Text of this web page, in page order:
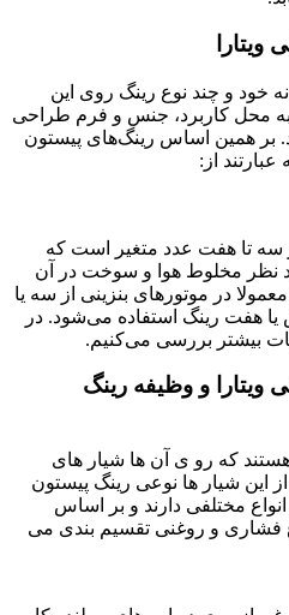
خود و چند نوع رینگ روی این
به محل کاربرد، جنس و فرم طراحی
بر همین اساس رینگ‌های پیستون
از:
سه تا هفت عدد متغیر است که
نظر مخلوط هوا و سوخت در آن
در موتورهای بنزینی از سه یا
هفت رینگ استفاده می‌شود. در
بیشتر بررسی می‌کنیم.
ویتارا و وظیفه رینگ
هستند که رو ی آن ها شیار های
این شیار ها نوعی رینگ پیستون
مختلفی دارند و بر اساس
فشاری و روغنی تقسیم بندی می